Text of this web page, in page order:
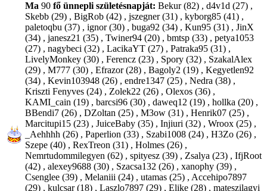
Ma 90 fő ünnepli születésnapját: Bekur (82) , d4v1d (27) ,
Skebb (29) , BigRob (42) , jszegner (31) , kyborg85 (41) ,
paletoqbu (37) , ignor (30) , buga92 (34) , Kun95 (31) , JinX
(34) , janesz21 (35) , Twiner94 (20) , bmtsp (33) , petya1053
(27) , nagybeci (32) , LacikaYT (27) , Patraka95 (31) ,
LivelyMonkey (30) , Ferencz (23) , Spory (32) , SzakalAlex
(29) , M777 (30) , Efrazor (28) , Bagoly2 (19) , Kegyetlen92
(34) , Kevin103948 (26) , endre1347 (25) , Nedra (38) ,
Kriszti Fenyves (24) , Zolek22 (26) , Olexos (36) ,
KAMI_cain (19) , barcsi96 (30) , daweq12 (19) , hollka (20) ,
BBendi7 (26) , DZoltan (25) , M3ow (31) , Henrik07 (25) ,
Marcitupi15 (23) , JuiceBaby (35) , Injiuri (32) , Wroox (25) ,
_Aehhhh (26) , Paperlion (33) , Szabi1008 (24) , H3Zo (26) ,
Szepe (40) , RexTreon (31) , Holmes (26) ,
Nemrtudommilegyen (62) , spityesz (39) , Zsalya (23) , IfjRoot
(42) , alexey9688 (30) , Szacsa132 (26) , xanophy (39) ,
Csenglee (39) , Melaniii (24) , utamas (25) , Accehipo7897
(29) , kulcsar (18) , Laszlo7897 (29) , Elike (28) , mateszilagyi